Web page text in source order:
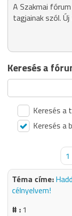
A Szakmai
tagjainak szól.
Keresés a
Keresés a
Keresés a
1
célnyelvem!
1